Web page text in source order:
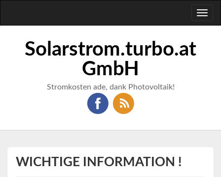
Solarstrom.turbo.at
GmbH
Stromkosten ade, dank Photovoltaik!
WICHTIGE INFORMATION !